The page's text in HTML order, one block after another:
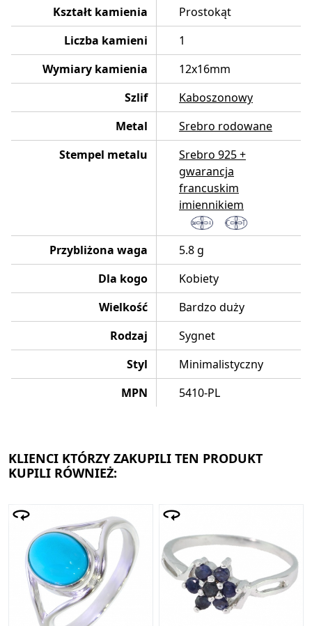
Kształt kamienia
Prostokąt
Liczba kamieni
1
Wymiary kamienia
12x16mm
Szlif
Kaboszonowy
Metal
Srebro rodowane
Stempel metalu
Srebro 925 +
gwarancja
francuskim
imiennikiem
Przybliżona waga
5.8 g
Dla kogo
Kobiety
Wielkość
Bardzo duży
Rodzaj
Sygnet
Styl
Minimalistyczny
MPN
5410-PL
KLIENCI KTÓRZY ZAKUPILI TEN PRODUKT
KUPILI RÓWNIEŻ: